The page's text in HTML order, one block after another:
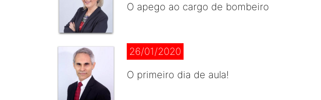
O apego ao cargo de bombeiro
26/01/2020
O primeiro dia de aula!